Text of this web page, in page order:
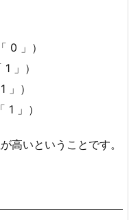
0 」）
」）
）
」）
高いということです。